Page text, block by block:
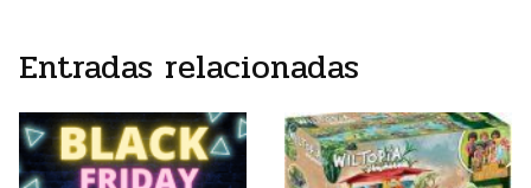
Entradas relacionadas